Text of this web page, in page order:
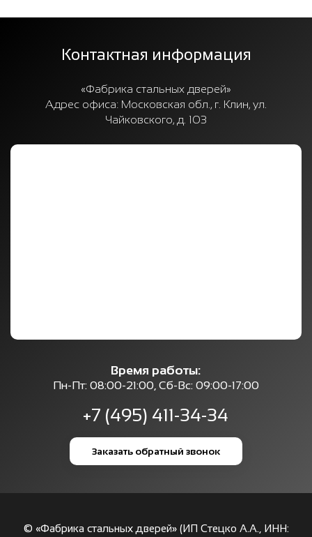
Контактная информация
«Фабрика стальных дверей»
Адрес офиса: Московская обл., г. Клин, ул.
Чайковского, д. 103
Время работы:
Пн-Пт: 08:00-21:00, Сб-Вс: 09:00-17:00
+7 (495) 411-34-34
Заказать обратный звонок
© «Фабрика стальных дверей» (ИП Стецко А.А., ИНН: